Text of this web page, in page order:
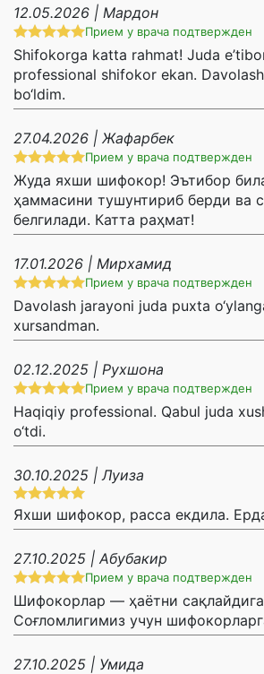
12.05.2026 | Мардон
Прием у врача подтвержден
Shifokorga katta rahmat! Juda
professional shifokor ekan.
bo‘ldim.
27.04.2026 | Жафарбек
Прием у врача подтвержден
Жуда яхши шифокор! Эътибор
ҳаммасини тушунтириб берди ва
белгилади. Катта раҳмат!
17.01.2026 | Мирхамид
Прием у врача подтвержден
Davolash jarayoni juda puxta
xursandman.
02.12.2025 | Рухшона
Прием у врача подтвержден
Haqiqiy professional. Qabul juda
o‘tdi.
30.10.2025 | Луиза
Яхши шифокор, расса екдила.
27.10.2025 | Абубакир
Прием у врача подтвержден
Шифокорлар — ҳаётни
Соғломлигимиз учун
27.10.2025 | Умида